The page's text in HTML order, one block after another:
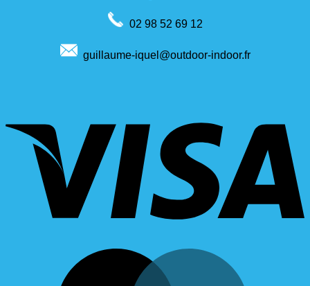
02 98 52 69 12
guillaume-iquel@outdoor-indoor.fr